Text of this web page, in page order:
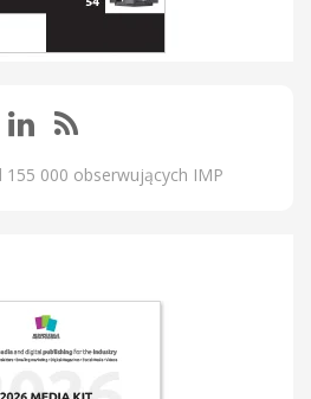
155 000 obserwujących IMP